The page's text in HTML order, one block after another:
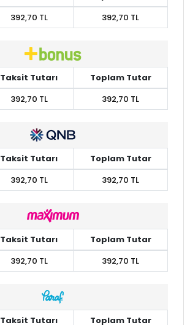
392,70 TL 392,70 TL
Taksit Tutarı
Toplam Tutar
392,70 TL 392,70 TL
Taksit Tutarı
Toplam Tutar
392,70 TL 392,70 TL
Taksit Tutarı
Toplam Tutar
392,70 TL 392,70 TL
Taksit Tutarı
Toplam Tutar